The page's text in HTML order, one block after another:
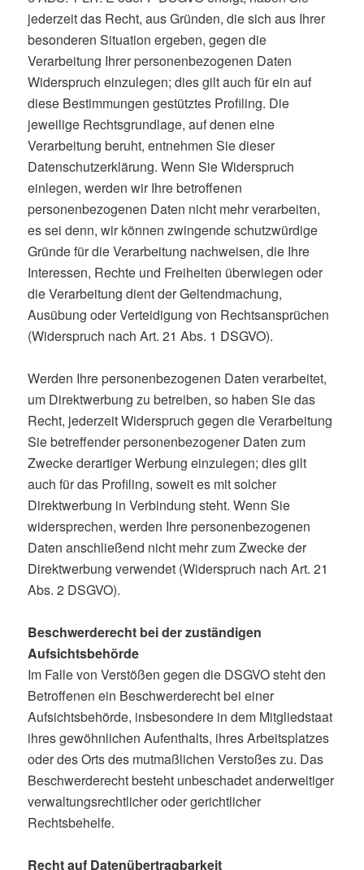
jederzeit das Recht, aus Gründen, die sich aus Ihrer
besonderen Situation ergeben, gegen die
Verarbeitung Ihrer personenbezogenen Daten
Widerspruch einzulegen; dies gilt auch für ein auf
diese Bestimmungen gestütztes Profiling. Die
jeweilige Rechtsgrundlage, auf denen eine
Verarbeitung beruht, entnehmen Sie dieser
Datenschutzerklärung. Wenn Sie Widerspruch
einlegen, werden wir Ihre betroffenen
personenbezogenen Daten nicht mehr verarbeiten,
es sei denn, wir können zwingende schutzwürdige
Gründe für die Verarbeitung nachweisen, die Ihre
Interessen, Rechte und Freiheiten überwiegen oder
die Verarbeitung dient der Geltendmachung,
Ausübung oder Verteidigung von Rechtsansprüchen
(Widerspruch nach Art. 21 Abs. 1 DSGVO).
Werden Ihre personenbezogenen Daten verarbeitet,
um Direktwerbung zu betreiben, so haben Sie das
Recht, jederzeit Widerspruch gegen die Verarbeitung
Sie betreffender personenbezogener Daten zum
Zwecke derartiger Werbung einzulegen; dies gilt
auch für das Profiling, soweit es mit solcher
Direktwerbung in Verbindung steht. Wenn Sie
widersprechen, werden Ihre personenbezogenen
Daten anschließend nicht mehr zum Zwecke der
Direktwerbung verwendet (Widerspruch nach Art. 21
Abs. 2 DSGVO).
Beschwerderecht bei der zuständigen
Aufsichtsbehörde
Im Falle von Verstößen gegen die DSGVO steht den
Betroffenen ein Beschwerderecht bei einer
Aufsichtsbehörde, insbesondere in dem Mitgliedstaat
ihres gewöhnlichen Aufenthalts, ihres Arbeitsplatzes
oder des Orts des mutmaßlichen Verstoßes zu. Das
Beschwerderecht besteht unbeschadet anderweitiger
verwaltungsrechtlicher oder gerichtlicher
Rechtsbehelfe.
Recht auf Datenübertragbarkeit